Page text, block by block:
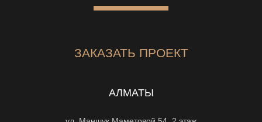
ЗАКАЗАТЬ ПРОЕКТ
АЛМАТЫ